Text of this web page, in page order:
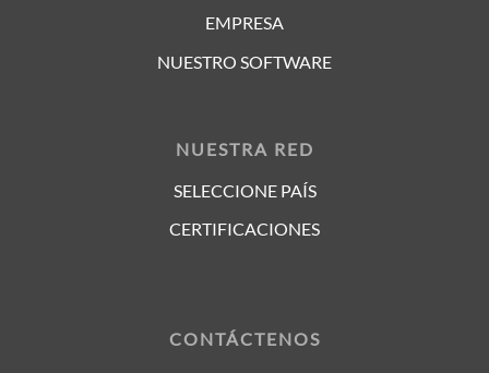
EMPRESA
NUESTRO SOFTWARE
NUESTRA RED
SELECCIONE PAÍS
CERTIFICACIONES
CONTÁCTENOS